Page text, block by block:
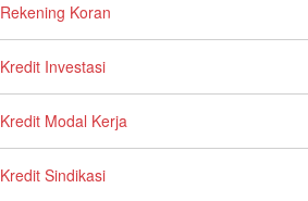
Rekening Koran
Kredit Investasi
Kredit Modal Kerja
Kredit Sindikasi